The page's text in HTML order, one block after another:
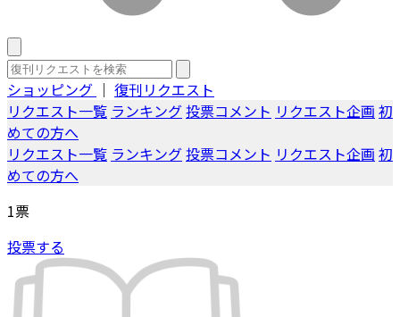
ショッピング ｜ 復刊リクエスト
リクエスト一覧 ランキング投票コメント リクエスト企画 初
めての方へ
リクエスト一覧 ランキング投票コメント リクエスト企画 初
めての方へ
1票
投票する